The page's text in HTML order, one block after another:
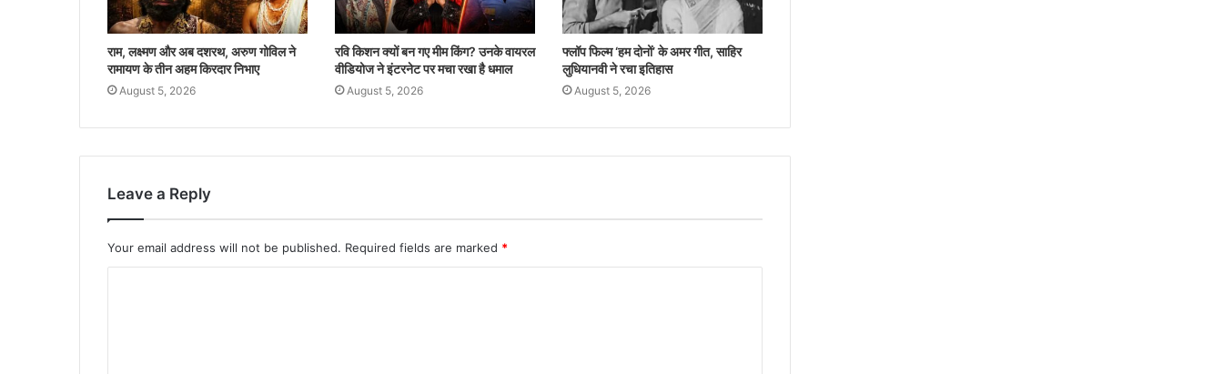
टॉप एक्टर पर प्राइवेट डिटेक्टिव का बड़ा दावा, शादी
और रिश्ते को लेकर खुलासा
₹370 बिरयानी विवाद के बाद कॉमेडियन प्रणीत मोरे
पर बैंक ने संपत्ति नीलामी का नोटिस चिपकाया
राम, लक्ष्मण और अब दशरथ, अरुण गोविल ने
रामायण के तीन अहम किरदार निभाए
August 5, 2026
रवि किशन क्यों बन गए मीम किंग? उनके वायरल
वीडियोज ने इंटरनेट पर मचा रखा है धमाल
August 5, 2026
फ्लॉप फिल्म ‘हम दोनों’ के अमर गीत, साहिर
लुधियानवी ने रचा इतिहास
August 5, 2026
Leave a Reply
Your email address will not be published. Required fields are marked *